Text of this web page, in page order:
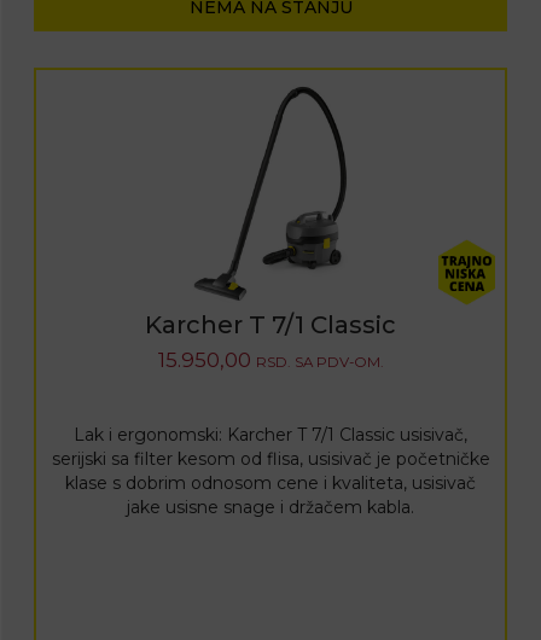
NEMA NA STANJU
Karcher T 7/1 Classic
15.950,00 RSD. SA PDV-OM.
Lak i ergonomski: Karcher T 7/1 Classic usisivač,
serijski sa filter kesom od flisa, usisivač je početničke
klase s dobrim odnosom cene i kvaliteta, usisivač
jake usisne snage i držačem kabla.